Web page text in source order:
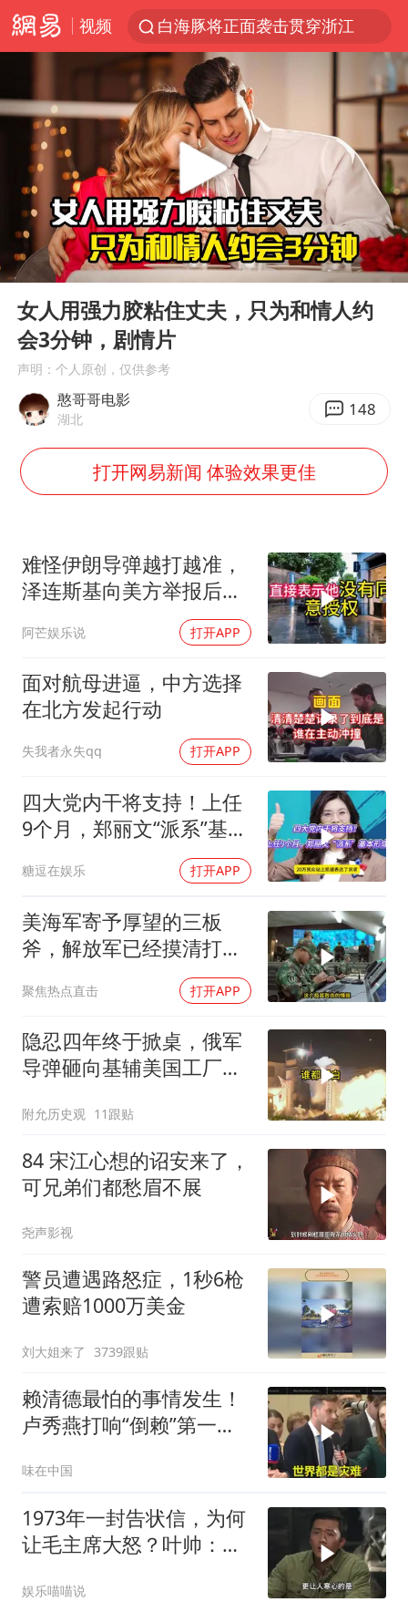
视频
白海豚将正面袭击贯穿浙江
视频丨中国东方电气集团原党组副书记、董事宋致远被查
黄金创今年来最大单周涨幅
四川宜宾市珙县发生3.4级地震
女子网购名牌包发现是自己丢的那只
香港宏福苑火灾或由烟头引起
浙江台州《告全体市民书》
女主硬加吻戏短剧已下架
郑丽文：台湾从来没有“独立”过
实时追踪台风白海豚
刘浩存百花奖开幕式红裙起舞
因定位纠纷男子将外卖员砍成植物人
媒体：“内容由AI生成”不是免责盾牌
多个明星演唱会取消
制冰厂工人旺季能月入一万三
人民的健康、体质、幸福一脉相承
Play
00:00 03:55
女人用强力胶粘住丈夫，只为和情人约
会3分钟，剧情片
声明：个人原创，仅供参考
憨哥哥电影
湖北 148
打开网易新闻 体验效果更佳
难怪伊朗导弹越打越准，
泽连斯基向美方举报后，
阿芒娱乐说 打开APP
面对航母进逼，中方选择
在北方发起行动
失我者永失qq 打开APP
四大党内干将支持！上任
9个月，郑丽文“派系”基本
糖逗在娱乐 打开APP
美海军寄予厚望的三板
斧，解放军已经摸清打
法，海空一体联手接下
聚焦热点直击 打开APP
隐忍四年终于掀桌，俄军
导弹砸向基辅美国工厂，
附允历史观 11跟贴
84 宋江心想的诏安来了，
可兄弟们都愁眉不展
尧声影视
警员遭遇路怒症，1秒6枪
遭索赔1000万美金
刘大姐来了 3739跟贴
赖清德最怕的事情发生！
卢秀燕打响“倒赖”第一
味在中国
1973年一封告状信，为何
让毛主席大怒？叶帅：杀
娱乐喵喵说